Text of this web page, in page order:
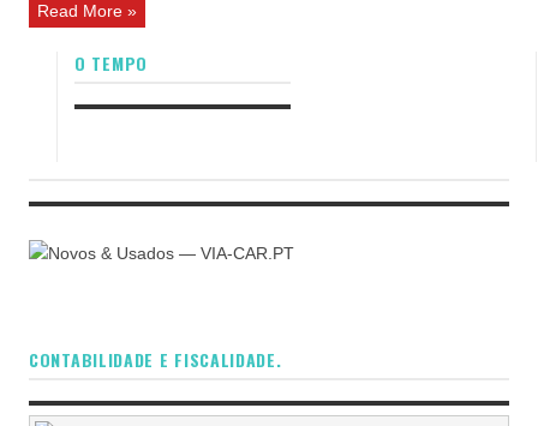
Read More »
O TEMPO
CONTABILIDADE E FISCALIDADE.